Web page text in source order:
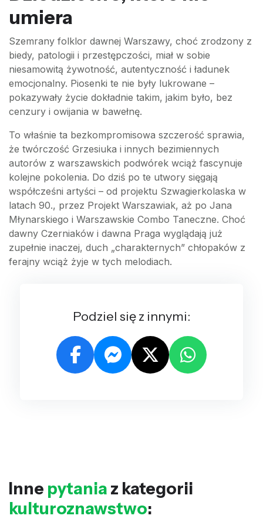
umiera
Szemrany folklor dawnej Warszawy, choć zrodzony z
biedy, patologii i przestępczości, miał w sobie
niesamowitą żywotność, autentyczność i ładunek
emocjonalny. Piosenki te nie były lukrowane –
pokazywały życie dokładnie takim, jakim było, bez
cenzury i owijania w bawełnę.
To właśnie ta bezkompromisowa szczerość sprawia,
że twórczość Grzesiuka i innych bezimiennych
autorów z warszawskich podwórek wciąż fascynuje
kolejne pokolenia. Do dziś po te utwory sięgają
współcześni artyści – od projektu Szwagierkolaska w
latach 90., przez Projekt Warszawiak, aż po Jana
Młynarskiego i Warszawskie Combo Taneczne. Choć
dawny Czerniaków i dawna Praga wyglądają już
zupełnie inaczej, duch „charakternych” chłopaków z
ferajny wciąż żyje w tych melodiach.
Podziel się z innymi:
Inne pytania z kategorii
kulturoznawstwo: